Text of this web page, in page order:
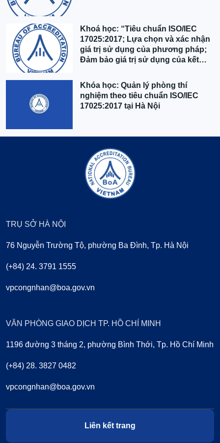
Khoá học: “Tiêu chuẩn ISO/IEC
17025:2017; Lựa chọn và xác nhận
giá trị sử dụng của phương pháp;
Đảm bảo giá trị sử dụng của kết
Khóa học: Quản lý phòng thí
nghiệm theo tiêu chuẩn ISO/IEC
17025:2017 tại Hà Nội
TRỤ SỞ HÀ NỘI
76 Nguyễn Trường Tộ, phường Ba Đình, Tp. Hà Nội
(+84) 24. 3791 1555
vpcongnhan@boa.gov.vn
VĂN PHÒNG GIAO DỊCH TP. HỒ CHÍ MINH
1196 đường 3 tháng 2, phường Bình Thới, Tp. Hồ Chí Minh
(+84) 28. 3827 0482
vpcongnhan@boa.gov.vn
Liên kết trang